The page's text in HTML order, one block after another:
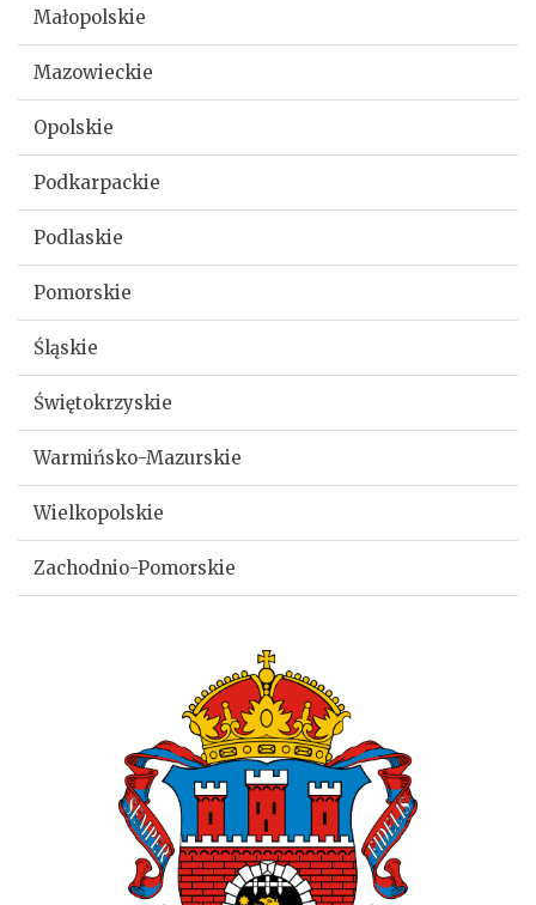
Małopolskie
Mazowieckie
Opolskie
Podkarpackie
Podlaskie
Pomorskie
Śląskie
Świętokrzyskie
Warmińsko-Mazurskie
Wielkopolskie
Zachodnio-Pomorskie